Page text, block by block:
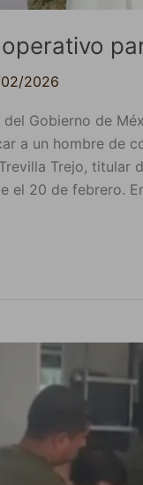
2026
del Gobierno de
a un hombre de
Trejo, titular
el 20 de febrero.